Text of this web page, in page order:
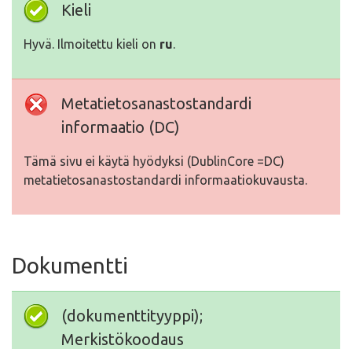
Kieli
Hyvä. Ilmoitettu kieli on ru.
Metatietosanastostandardi
informaatio (DC)
Tämä sivu ei käytä hyödyksi (DublinCore =DC)
metatietosanastostandardi informaatiokuvausta.
Dokumentti
(dokumenttityyppi);
Merkistökoodaus